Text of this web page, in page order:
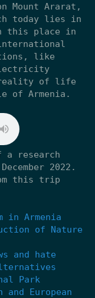
Mount Ararat,
today lies in
this place in
like
reality of life
of Armenia.
research
2022.
this trip
Armenia
of Nature
and hate
Park
and European